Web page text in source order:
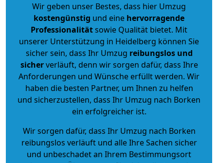
Wir geben unser Bestes, dass hier Umzug
kostengünstig und eine hervorragende
Professionalitätsowie Qualität bietet. Mit
unserer Unterstützung in Heidelberg können Sie
sicher sein, dass Ihr Umzug reibungslos und
sicherverläuft, denn wir sorgen dafür, dass Ihre
Anforderungen und Wünsche erfüllt werden. Wir
haben die besten Partner, um Ihnen zu helfen
und sicherzustellen, dass Ihr Umzug nach Borken
ein erfolgreicher ist.
Wir sorgen dafür, dass Ihr Umzug nach Borken
reibungslos verläuft und alle Ihre Sachen sicher
und unbeschadet an Ihrem Bestimmungsort